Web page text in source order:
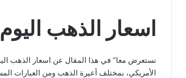
اسعار الذهب اليوم 25 اكتوبر 2022